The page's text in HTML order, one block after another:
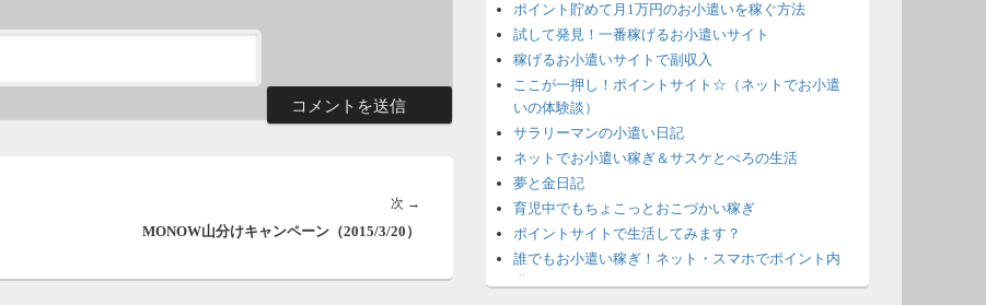
次 →
MONOW山分けキャンペーン（2015/3/20）
ポイント貯めて月1万円のお小遣いを稼ぐ方法
試して発見！一番稼げるお小遣いサイト
稼げるお小遣いサイトで副収入
ここが一押し！ポイントサイト☆（ネットでお小遣
いの体験談）
サラリーマンの小遣い日記
ネットでお小遣い稼ぎ＆サスケとぺろの生活
夢と金日記
育児中でもちょこっとおこづかい稼ぎ
ポイントサイトで生活してみます？
誰でもお小遣い稼ぎ！ネット・スマホでポイント内